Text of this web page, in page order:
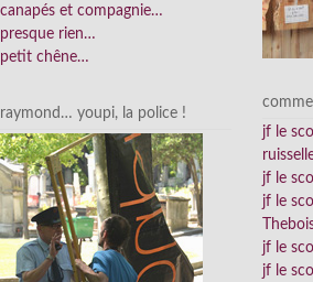
canapés et compagnie…
presque rien…
petit chêne…
raymond… youpi, la police !
jf le
jf le
jf le
jf le
jf le